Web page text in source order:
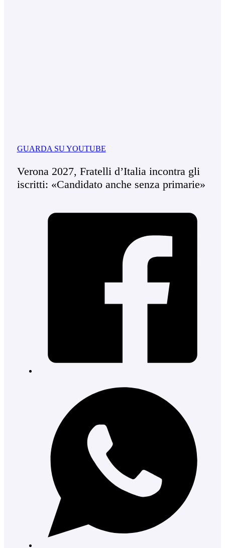
GUARDA SU YOUTUBE
Verona 2027, Fratelli d’Italia incontra gli
iscritti: «Candidato anche senza primarie»